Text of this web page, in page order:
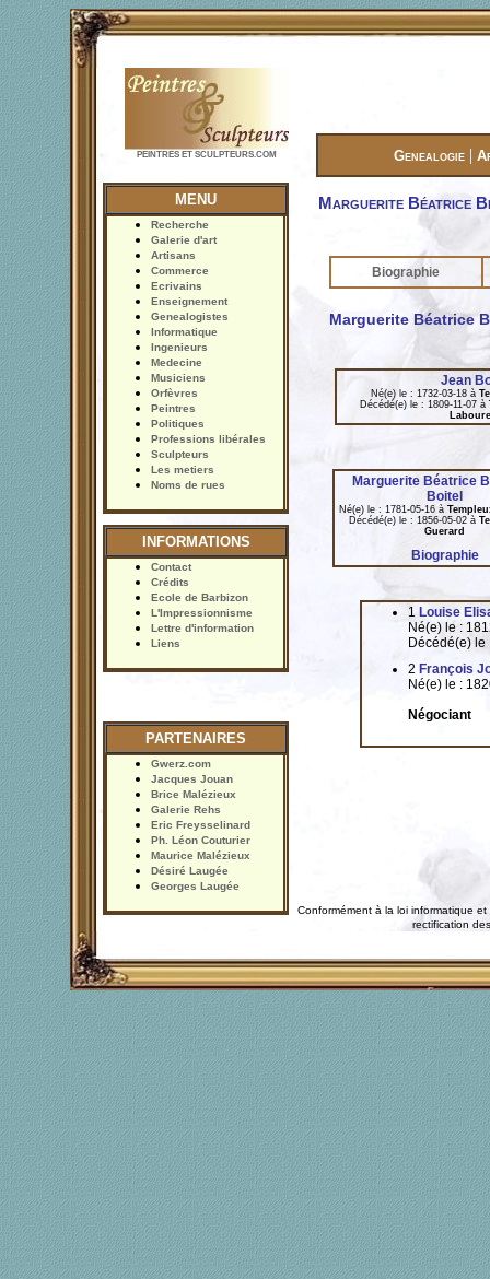
PEINTRES ET SCULPTEURS.COM Genealogie |
MENU
Recherche
Galerie d'art
Artisans
Commerce
Ecrivains
Enseignement
Genealogistes
Informatique
Ingenieurs
Medecine
Musiciens
Orfèvres
Peintres
Politiques
Professions libérales
Sculpteurs
Les metiers
Noms de rues
INFORMATIONS
Contact
Crédits
Ecole de Barbizon
L'Impressionnisme
Lettre d'information
Liens
PARTENAIRES
Gwerz.com
Jacques Jouan
Brice Malézieux
Galerie Rehs
Eric Freysselinard
Ph. Léon Couturier
Maurice Malézieux
Désiré Laugée
Georges Laugée
Marguerite Béatrice
Biographie
Marguerite Béatrice
Jean
Né(e) le : 1732-03-18 à
Décédé(e) le : 1809-11-07 à
Marguerite Béatrice
Boitel
Né(e) le : 1781-05-16 à
Décédé(e) le : 1856-05-02 à
Guerard
Biographie
1 Louise
Né(e) le :
Décédé(e)
2 François
Né(e) le :
Négociant
Conformément à la loi informatique
rectification